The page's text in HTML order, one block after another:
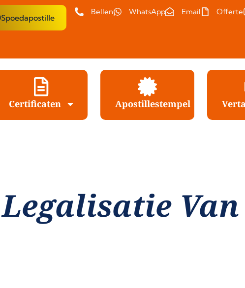
Spoedapostille
Bellen WhatsApp Email Offerte
Certificaten Apostillestempel
Legalisatie